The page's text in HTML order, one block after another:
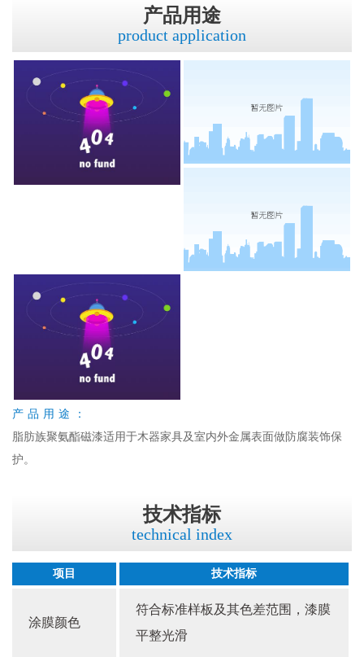
产品用途
product application
产品用途：
脂肪族聚氨酯磁漆适用于木器家具及室内外金属表面做防腐装饰保
护。
技术指标
technical index
项目 技术指标
涂膜颜色
符合标准样板及其色差范围，漆膜
平整光滑